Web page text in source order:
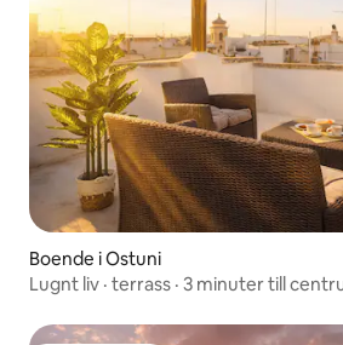
Boende i Ostuni
Lugnt liv · terrass · 3 minuter till